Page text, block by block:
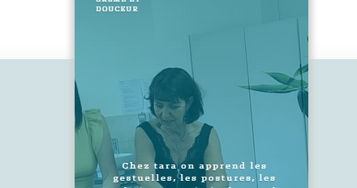
2
SUIVEZ-NOUS !